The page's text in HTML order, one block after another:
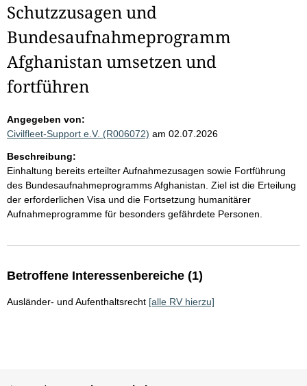
Schutzzusagen und
Bundesaufnahmeprogramm
Afghanistan umsetzen und
fortführen
Angegeben von:
Civilfleet-Support e.V. (R006072) am 02.07.2026
Beschreibung:
Einhaltung bereits erteilter Aufnahmezusagen sowie Fortführung
des Bundesaufnahmeprogramms Afghanistan. Ziel ist die Erteilung
der erforderlichen Visa und die Fortsetzung humanitärer
Aufnahmeprogramme für besonders gefährdete Personen.
Betroffene Interessenbereiche (1)
Ausländer- und Aufenthaltsrecht [alle RV hierzu]